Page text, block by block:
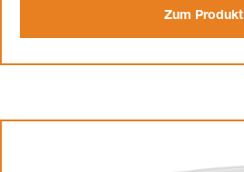
Zum Produkt